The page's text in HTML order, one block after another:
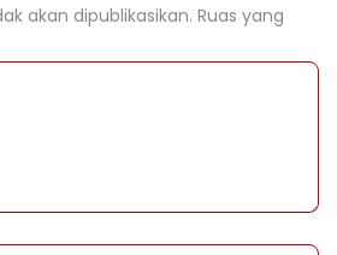
akan dipublikasikan. Ruas yang